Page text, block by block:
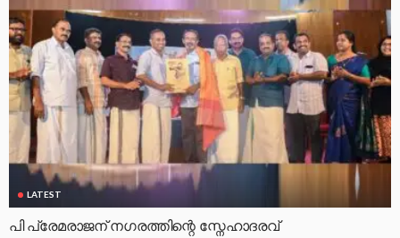
LATEST
പി പ്രേമരാജന് നഗരത്തിന്റെ സ്നേഹാദരവ്